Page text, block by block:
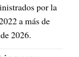
por la
a más de
2026.